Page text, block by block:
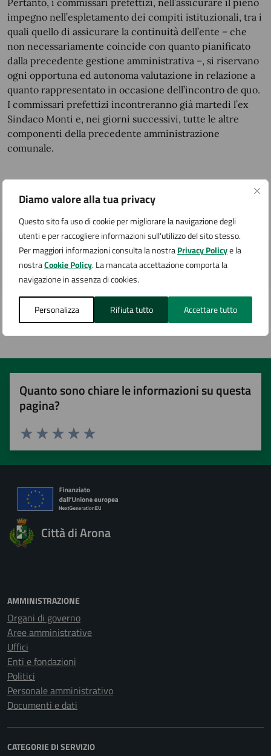
Diamo valore alla tua privacy
Questo sito fa uso di cookie per migliorare la navigazione degli
utenti e per raccogliere informazioni sull'utilizzo del sito stesso.
Per maggiori informazioni consulta la nostraPrivacy Policye la
nostraCookie Policy. La mancata accettazione comporta la
navigazione in assenza di cookies.
Personalizza Rifiuta tutto Accettare tutto
Pertanto, i commissari prefettizi, nell’assicurare il pieno
impegno nell’espletamento dei compiti istituzionali, tra i
quali quello di assicurare la continuità dell’ente – che
non necessariamente coincide con quanto pianificato
dalla precedente gestione amministrativa –, si riservano
ogni opportuna ed autonoma valutazione in relazione a
quanto rappresentato in occasione dell’incontro de quo.
I commissari prefettizi incontreranno già martedì l’ex
Sindaco Monti e, nei giorni successivi, tutte le altre
componenti della precedente amministrazione
comunale.
A cura di
Questa pagina è gestita da
Ufficio Segreteria generale e ufficio del Sindaco
Via San Carlo 2, Arona
Ultimo aggiornamento:02/11/2023, 16:57
Quanto sono chiare le informazioni su questa
pagina?
Valuta 5 stelle su 5
Valuta 4 stelle su 5
Valuta 3 stelle su 5
Valuta 2 stelle su 5
Valuta 1 stelle su 5
Città di Arona
AMMINISTRAZIONE
Organi di governo
Aree amministrative
Uffici
Enti e fondazioni
Politici
Personale amministrativo
Documenti e dati
CATEGORIE DI SERVIZIO